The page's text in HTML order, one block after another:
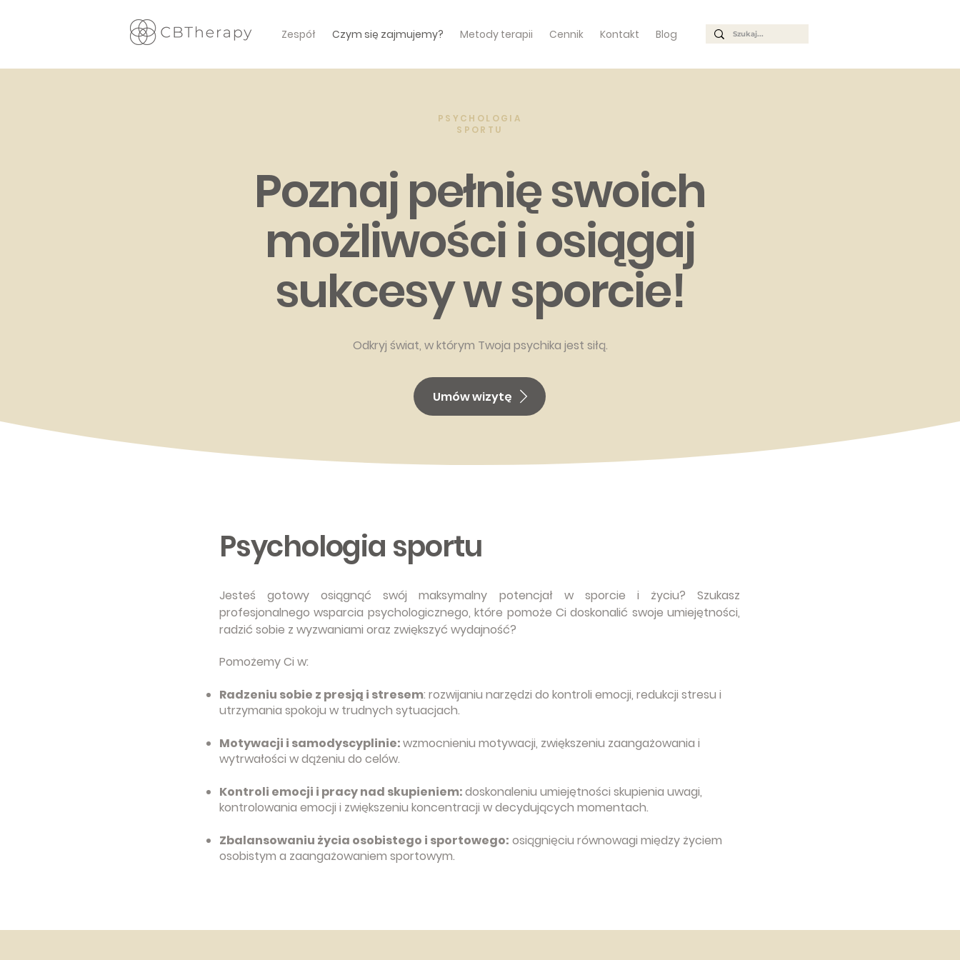
Zespół Czym się zajmujemy? Metody terapii Cennik Kontakt Blog
PSYCHOLOGIA
SPORTU
Poznaj pełnię swoich
możliwości i osiągaj
sukcesy w sporcie!
Odkryj świat, w którym Twoja psychika jest siłą.
Umów wizytę
Psychologia sportu
Jesteś gotowy osiągnąć swój maksymalny potencjał w sporcie i życiu? Szukasz
profesjonalnego wsparcia psychologicznego, które pomoże Ci doskonalić swoje umiejętności,
radzić sobie z wyzwaniami oraz zwiększyć wydajność?
Pomożemy Ci w:
Radzeniu sobie z presją i stresem: rozwijaniu narzędzi do kontroli emocji, redukcji stresu i
utrzymania spokoju w trudnych sytuacjach.
Motywacji i samodyscyplinie:wzmocnieniu motywacji, zwiększeniu zaangażowania i
wytrwałości w dążeniu do celów.
Kontroli emocji i pracy nad skupieniem:doskonaleniu umiejętności skupienia uwagi,
kontrolowania emocji i zwiększeniu koncentracji w decydujących momentach.
Zbalansowaniu życia osobistego i sportowego: osiągnięciu równowagi między życiem
osobistym a zaangażowaniem sportowym.